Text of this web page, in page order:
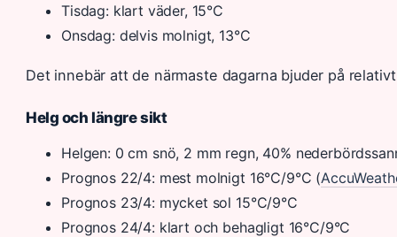
Tisdag: klart väder, 15°C
Onsdag: delvis molnigt, 13°C
Det innebär att de närmaste dagarna bjuder på
Helg och längre sikt
Helgen: 0 cm snö, 2 mm regn, 40%
Prognos 22/4: mest molnigt 16°C/9°C (
Prognos 23/4: mycket sol 15°C/9°C
Prognos 24/4: klart och behagligt 16°C/9°C